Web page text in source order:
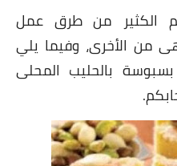
شوربات
سلطات
مخبوزات
الكثير من طرق عمل
من الأخرى، وفيما يلي
بالحليب المحلى